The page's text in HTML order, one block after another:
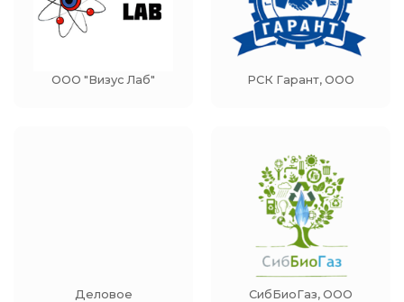
ООО "Визус Лаб" РСК Гарант, ООО
Деловое
СибБиоГаз, ООО